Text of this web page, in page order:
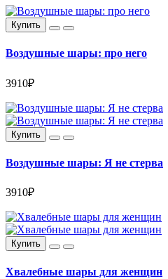
Купить
Воздушные шары: про него
3910₽
Купить
Воздушные шары: Я не стерва
3910₽
Купить
Хвалебные шары для женщин